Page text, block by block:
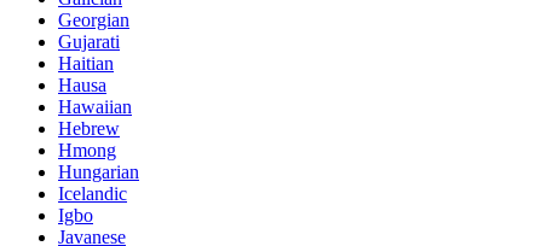
Georgian
Gujarati
Haitian
Hausa
Hawaiian
Hebrew
Hmong
Hungarian
Icelandic
Igbo
Javanese